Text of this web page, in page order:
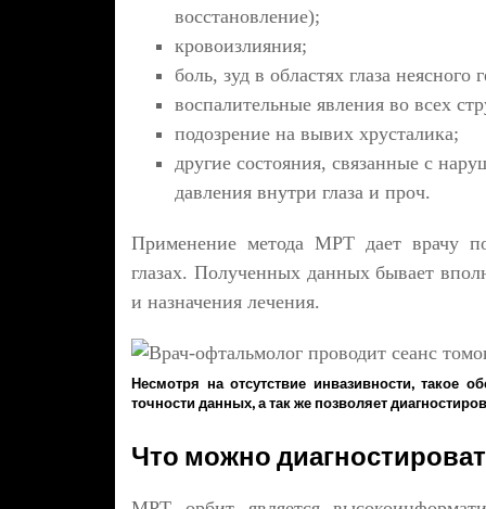
восстановление);
кровоизлияния;
боль, зуд в областях глаза неясного
воспалительные явления во всех
подозрение на вывих хрусталика;
другие состояния, связанные с
давления внутри глаза и проч.
Применение метода МРТ дает врачу
глазах. Полученных данных бывает
и назначения лечения.
Несмотря на отсутствие инвазивности, такое
точности данных, а так же позволяет
Что можно